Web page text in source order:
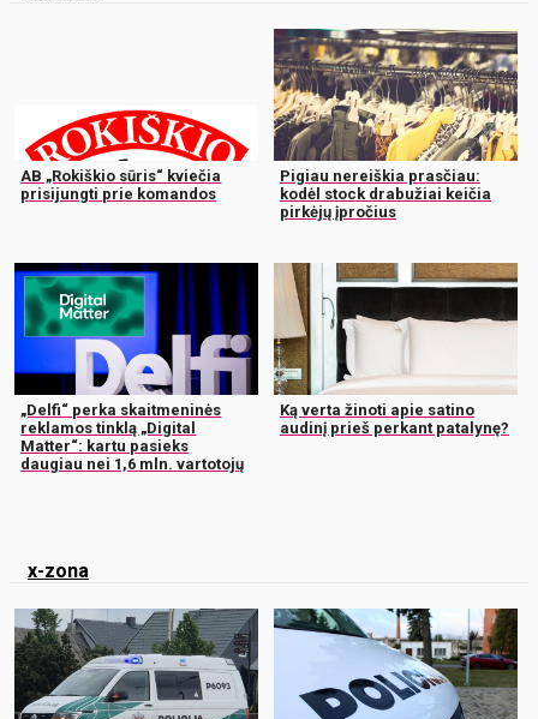
AB „Rokiškio sūris“ kviečia
prisijungti prie komandos
Pigiau nereiškia prasčiau:
kodėl stock drabužiai keičia
pirkėjų įpročius
„Delfi“ perka skaitmeninės
reklamos tinklą „Digital
Matter“: kartu pasieks
daugiau nei 1,6 mln. vartotojų
Ką verta žinoti apie satino
audinį prieš perkant patalynę?
x-zona